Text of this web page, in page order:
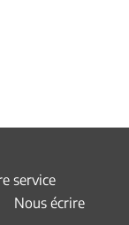
service
Nous écrire